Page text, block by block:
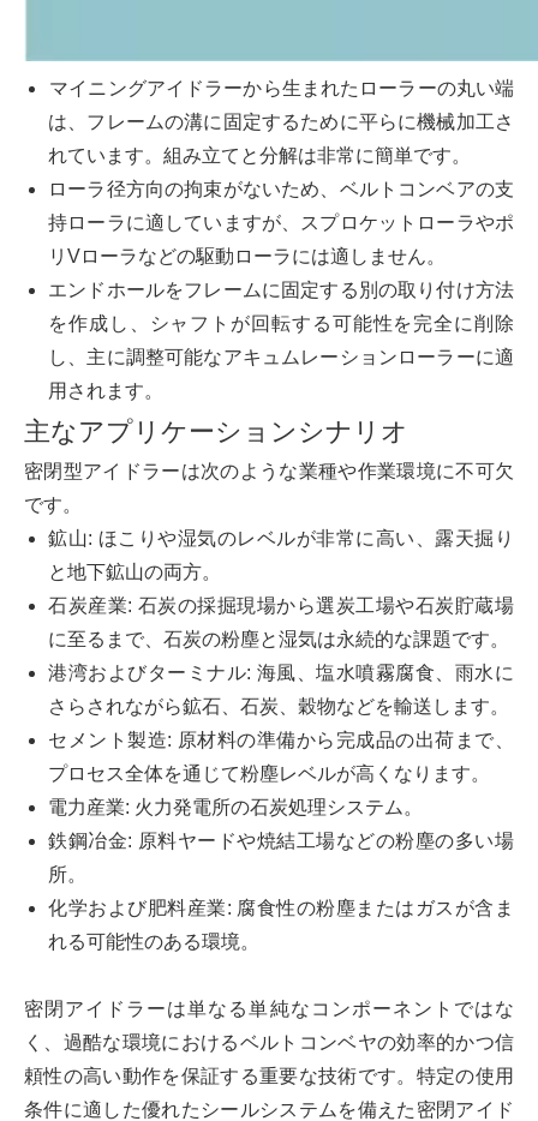
マイニングアイドラーから生まれたローラーの丸い端
は、フレームの溝に固定するために平らに機械加工さ
れています。組み立てと分解は非常に簡単です。
ローラ径方向の拘束がないため、ベルトコンベアの支
持ローラに適していますが、スプロケットローラやポ
リVローラなどの駆動ローラには適しません。
エンドホールをフレームに固定する別の取り付け方法
を作成し、シャフトが回転する可能性を完全に削除
し、主に調整可能なアキュムレーションローラーに適
用されます。
主なアプリケーションシナリオ
密閉型アイドラーは次のような業種や作業環境に不可欠
です。
鉱山: ほこりや湿気のレベルが非常に高い、露天掘り
と地下鉱山の両方。
石炭産業: 石炭の採掘現場から選炭工場や石炭貯蔵場
に至るまで、石炭の粉塵と湿気は永続的な課題です。
港湾およびターミナル: 海風、塩水噴霧腐食、雨水に
さらされながら鉱石、石炭、穀物などを輸送します。
セメント製造: 原材料の準備から完成品の出荷まで、
プロセス全体を通じて粉塵レベルが高くなります。
電力産業: 火力発電所の石炭処理システム。
鉄鋼冶金: 原料ヤードや焼結工場などの粉塵の多い場
所。
化学および肥料産業: 腐食性の粉塵またはガスが含ま
れる可能性のある環境。
密閉アイドラーは単なる単純なコンポーネントではな
く、過酷な環境におけるベルトコンベヤの効率的かつ信
頼性の高い動作を保証する重要な技術です。特定の使用
条件に適した優れたシールシステムを備えた密閉アイド